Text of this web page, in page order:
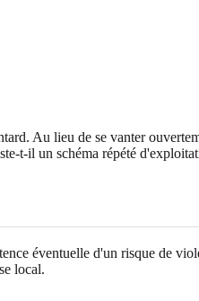
Au lieu de se vanter
t-il un schéma répété
éventuelle d'un risque de
local.